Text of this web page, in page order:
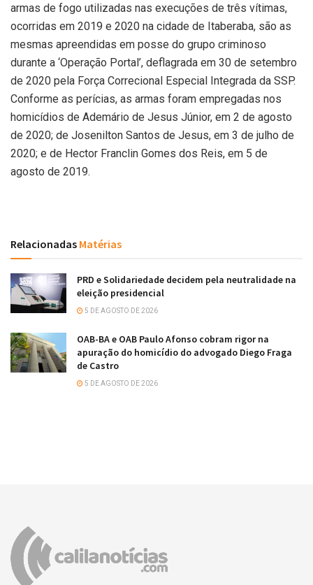
armas de fogo utilizadas nas execuções de três vítimas,
ocorridas em 2019 e 2020 na cidade de Itaberaba, são as
mesmas apreendidas em posse do grupo criminoso
durante a ‘Operação Portal’, deflagrada em 30 de setembro
de 2020 pela Força Correcional Especial Integrada da SSP.
Conforme as perícias, as armas foram empregadas nos
homicídios de Ademário de Jesus Júnior, em 2 de agosto
de 2020; de Josenilton Santos de Jesus, em 3 de julho de
2020; e de Hector Franclin Gomes dos Reis, em 5 de
agosto de 2019.
Relacionadas Matérias
PRD e Solidariedade decidem pela neutralidade na
eleição presidencial
5 DE AGOSTO DE 2026
OAB-BA e OAB Paulo Afonso cobram rigor na
apuração do homicídio do advogado Diego Fraga
de Castro
5 DE AGOSTO DE 2026